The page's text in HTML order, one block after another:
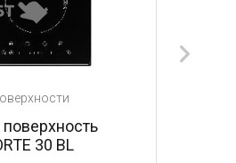
Варочная панель